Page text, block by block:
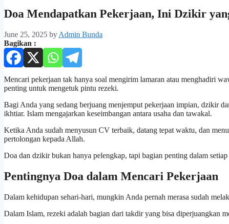
Doa Mendapatkan Pekerjaan, Ini Dzikir
June 25, 2025 by Admin Bunda
Bagikan :
Mencari pekerjaan tak hanya soal mengirim lamaran atau menghadiri
penting untuk mengetuk pintu rezeki.
Bagi Anda yang sedang berjuang menjemput pekerjaan impian, dzikir
ikhtiar. Islam mengajarkan keseimbangan antara usaha dan tawakal.
Ketika Anda sudah menyusun CV terbaik, datang tepat waktu, dan
pertolongan kepada Allah.
Doa dan dzikir bukan hanya pelengkap, tapi bagian penting dalam
Pentingnya Doa dalam Mencari Pekerjaan
Dalam kehidupan sehari-hari, mungkin Anda pernah merasa sudah
Dalam Islam, rezeki adalah bagian dari takdir yang bisa diperjuangkan